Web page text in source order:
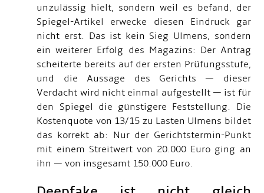
unzulässig hielt, sondern weil es befand, der
Spiegel-Artikel erwecke diesen Eindruck gar
nicht erst. Das ist kein Sieg Ulmens, sondern
ein weiterer Erfolg des Magazins: Der Antrag
scheiterte bereits auf der ersten Prüfungsstufe,
und die Aussage des Gerichts — dieser
Verdacht wird nicht einmal aufgestellt — ist für
den Spiegel die günstigere Feststellung. Die
Kostenquote von 13/15 zu Lasten Ulmens bildet
das korrekt ab: Nur der Gerichtstermin-Punkt
mit einem Streitwert von 20.000 Euro ging an
ihn — von insgesamt 150.000 Euro.